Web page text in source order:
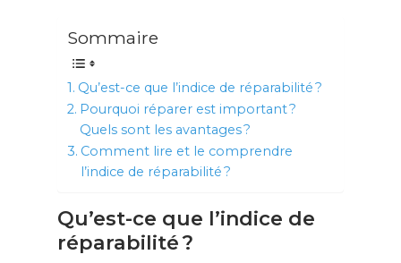
Sommaire
Qu’est-ce que l’indice de réparabilité ?
Pourquoi réparer est important ?
Quels sont les avantages ?
Comment lire et le comprendre
l’indice de réparabilité ?
Qu’est-ce que l’indice de
réparabilité ?